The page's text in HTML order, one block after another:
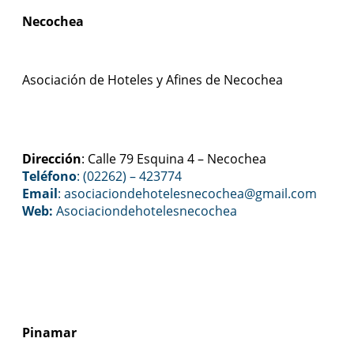
Necochea
Asociación de Hoteles y Afines de Necochea
Dirección: Calle 79 Esquina 4 – Necochea
Teléfono: (02262) – 423774
Email: asociaciondehotelesnecochea@gmail.com
Web: Asociaciondehotelesnecochea
Pinamar